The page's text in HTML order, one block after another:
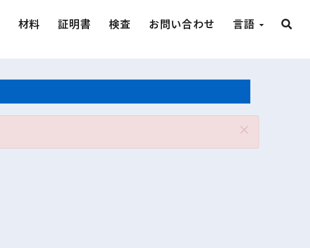
材料 証明書 検査 お問い合わせ 言語
×